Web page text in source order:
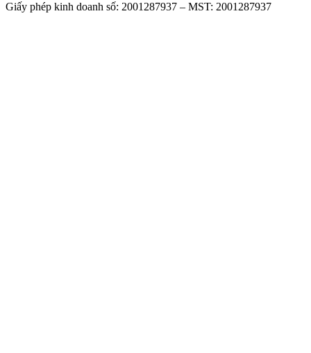
Giấy phép kinh doanh số: 2001287937 – MST: 2001287937